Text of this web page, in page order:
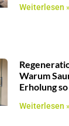
Weiterlesen »
Warum
Erholung
Weiterlesen »